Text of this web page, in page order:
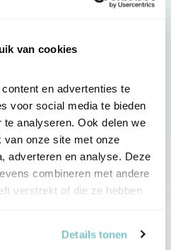
van cookies
en advertenties te
voor social media te bieden
analyseren. Ook delen we
van onze site met onze
adverteren en analyse. Deze
combineren met andere
verstrekt of die ze hebben
Details tonen
Vogelbescherming.